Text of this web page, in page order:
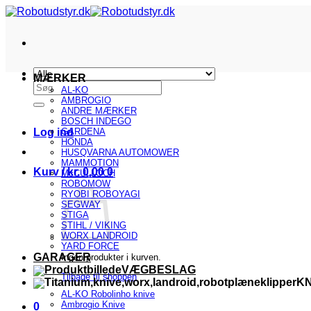
Fortsæt
Søg
efter:
Log ind
Kurv /kr.0,00 0
Ingen produkter i kurven.
Tilbage til shoppen
0
MÆRKER
AL-KO
AMBROGIO
ANDRE MÆRKER
BOSCH INDEGO
GARDENA
HONDA
HUSQVARNA AUTOMOWER
MAMMOTION
McCULLOCH
ROBOMOW
RYOBI ROBOYAGI
SEGWAY
STIGA
STIHL / VIKING
WORX LANDROID
YARD FORCE
GARAGER
VÆGBESLAG
AL-KO Robolinho knive
Ambrogio Knive